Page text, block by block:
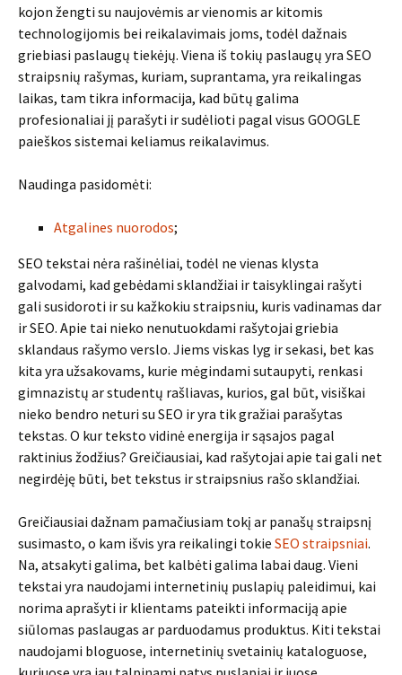
kojon žengti su naujovėmis ar vienomis ar kitomis
technologijomis bei reikalavimais joms, todėl dažnais
griebiasi paslaugų tiekėjų. Viena iš tokių paslaugų yra SEO
straipsnių rašymas, kuriam, suprantama, yra reikalingas
laikas, tam tikra informacija, kad būtų galima
profesionaliai jį parašyti ir sudėlioti pagal visus GOOGLE
paieškos sistemai keliamus reikalavimus.
Naudinga pasidomėti:
Atgalines nuorodos;
SEO tekstai nėra rašinėliai, todėl ne vienas klysta
galvodami, kad gebėdami sklandžiai ir taisyklingai rašyti
gali susidoroti ir su kažkokiu straipsniu, kuris vadinamas dar
ir SEO. Apie tai nieko nenutuokdami rašytojai griebia
sklandaus rašymo verslo. Jiems viskas lyg ir sekasi, bet kas
kita yra užsakovams, kurie mėgindami sutaupyti, renkasi
gimnazistų ar studentų rašliavas, kurios, gal būt, visiškai
nieko bendro neturi su SEO ir yra tik gražiai parašytas
tekstas. O kur teksto vidinė energija ir sąsajos pagal
raktinius žodžius? Greičiausiai, kad rašytojai apie tai gali net
negirdėję būti, bet tekstus ir straipsnius rašo sklandžiai.
Greičiausiai dažnam pamačiusiam tokį ar panašų straipsnį
susimasto, o kam išvis yra reikalingi tokie SEO straipsniai.
Na, atsakyti galima, bet kalbėti galima labai daug. Vieni
tekstai yra naudojami internetinių puslapių paleidimui, kai
norima aprašyti ir klientams pateikti informaciją apie
siūlomas paslaugas ar parduodamus produktus. Kiti tekstai
naudojami bloguose, internetinių svetainių kataloguose,